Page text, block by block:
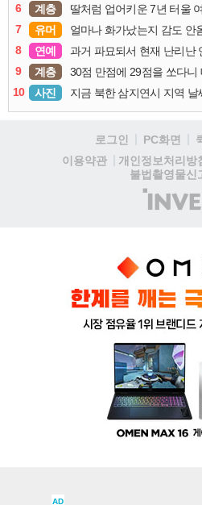
6
계층 딸처럼 업어키운 7년 터울
7
유머 얼마나 화가났는지 감도 안
8
연예 과거 파묘되서 현재 난리난
9
계층 30점 만점에 29점을 쏘다니
10
사진 지금 북한 삼지연시 지역 날
로그인 PC화면
이용약관
개인정보처리방
불법촬영물신
(주)
인
AD